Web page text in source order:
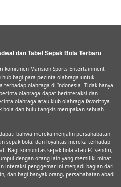
dan Tabel Sepak Bola Terbaru
komitmen Mansion Sports Entertainment
bagi para pecinta olahraga untuk
terhadap olahraga di Indonesia. Tidak hanya
olahraga dapat berinteraksi dan
olahraga atau klub olahraga favoritnya.
dan bulu tangkis merupakan sebuah
bahwa mereka menjalin persahabatan
sepak bola, dan loyalitas mereka terhadap
Bagi komunitas sepak bola atau FC sendiri,
dengan orang lain yang memiliki minat
interaksi penggemar ini menjadi bagian dari
dan bagi banyak orang, persahabatan abadi